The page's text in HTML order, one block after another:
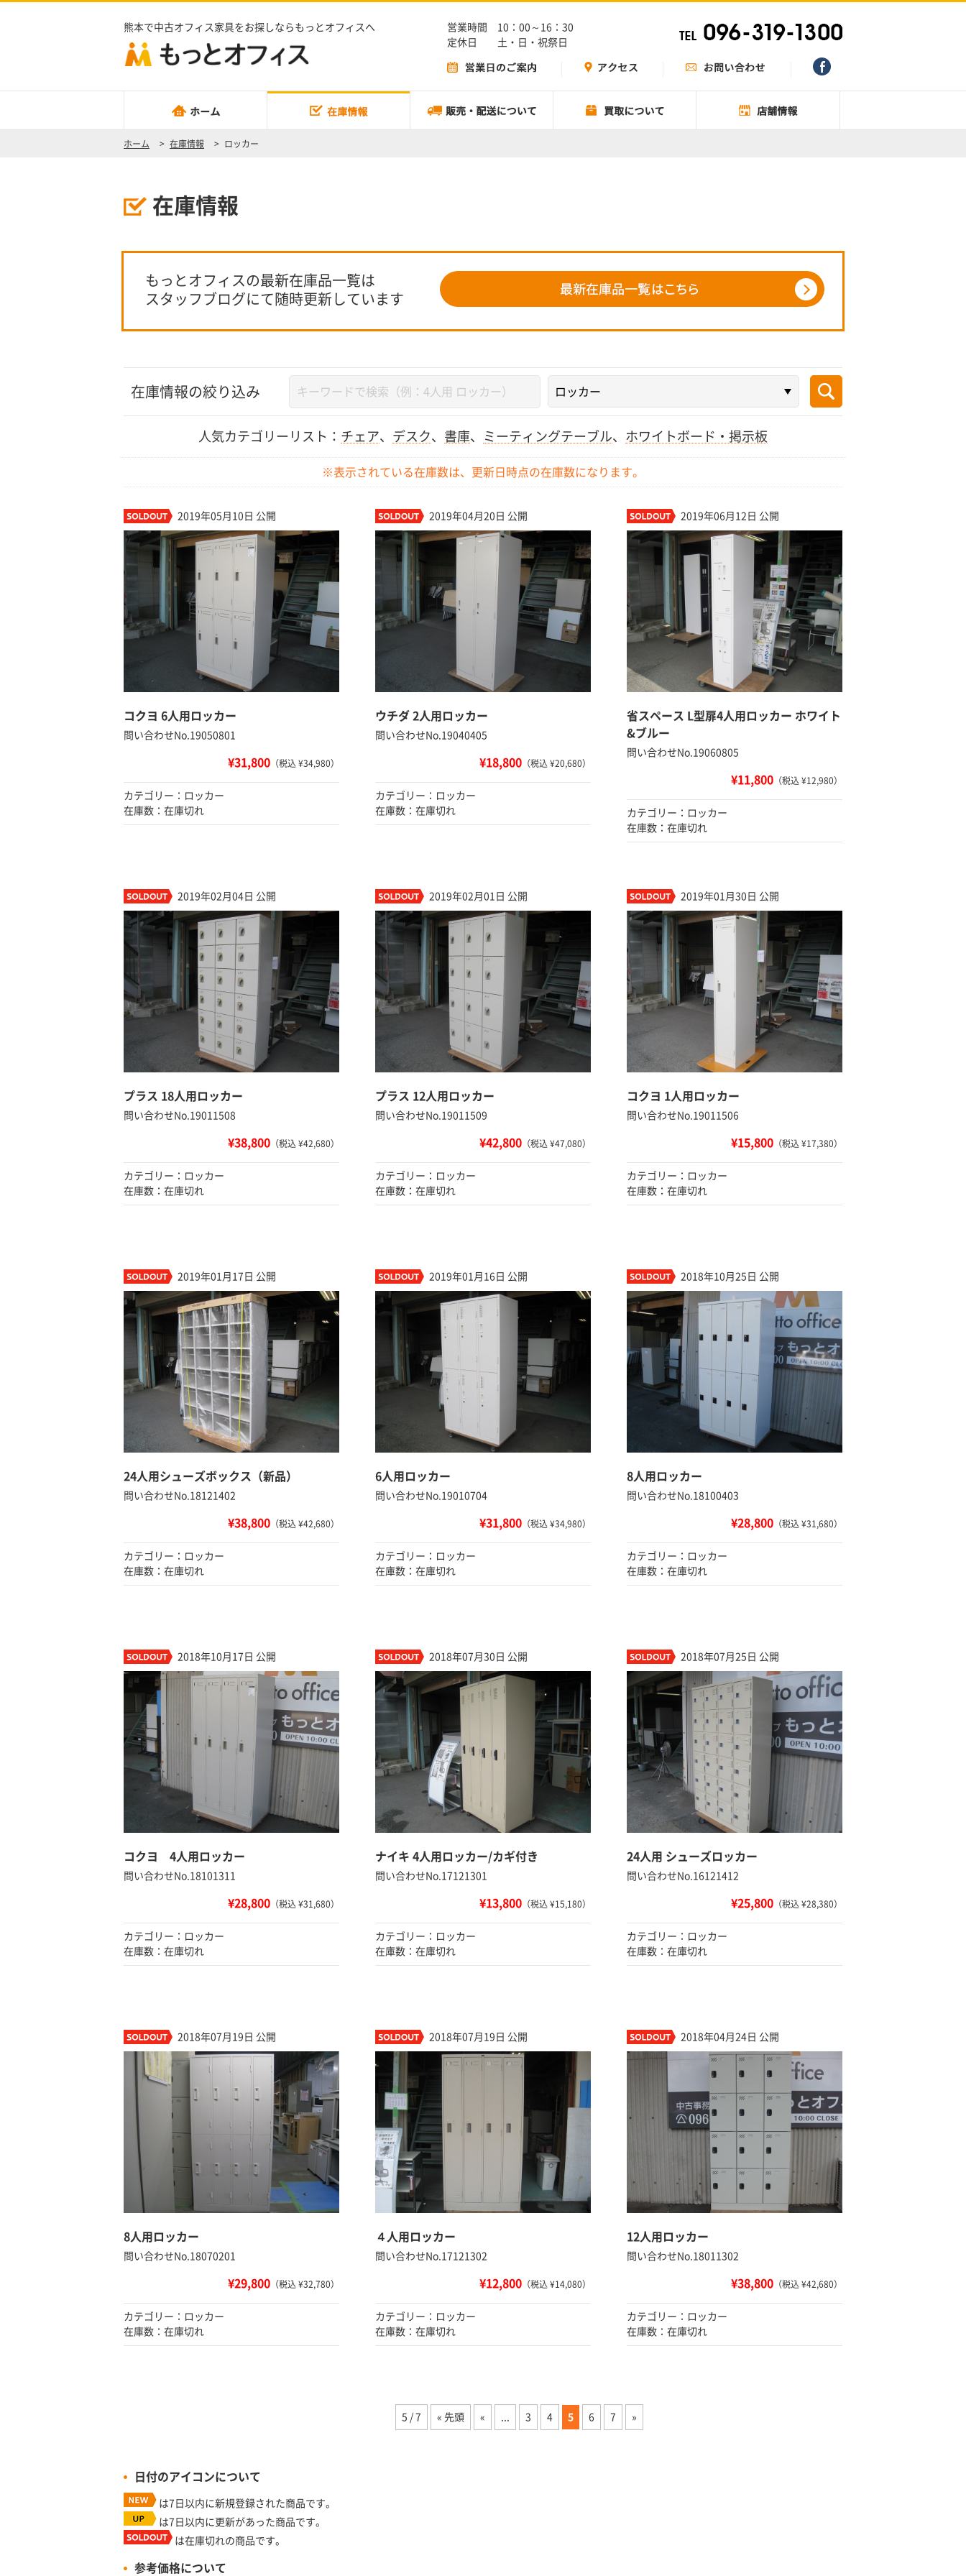
熊本で中古オフィス家具をお探しならもっとオフィスへ
営業時間 10：00～16：30
定休日 土・日・祝祭日
ホーム > 在庫情報 > ロッカー
在庫情報
もっとオフィスの最新在庫品一覧は
スタッフブログにて随時更新しています
在庫情報の絞り込み
人気カテゴリーリスト： チェア、 デスク、 書庫、 ミーティングテーブル、 ホワイトボード・掲示板
※表示されている在庫数は、更新日時点の在庫数になります。
2019年05月10日 公開
コクヨ 6人用ロッカー
問い合わせNo.19050801
¥31,800 （税込 ¥34,980）
カテゴリー：ロッカー
在庫数：在庫切れ
2019年04月20日 公開
ウチダ 2人用ロッカー
問い合わせNo.19040405
¥18,800 （税込 ¥20,680）
カテゴリー：ロッカー
在庫数：在庫切れ
2019年06月12日 公開
省スペース L型扉4人用ロッカー ホワイト
&ブルー
問い合わせNo.19060805
¥11,800 （税込 ¥12,980）
カテゴリー：ロッカー
在庫数：在庫切れ
2019年02月04日 公開
プラス 18人用ロッカー
問い合わせNo.19011508
¥38,800 （税込 ¥42,680）
カテゴリー：ロッカー
在庫数：在庫切れ
2019年02月01日 公開
プラス 12人用ロッカー
問い合わせNo.19011509
¥42,800 （税込 ¥47,080）
カテゴリー：ロッカー
在庫数：在庫切れ
2019年01月30日 公開
コクヨ 1人用ロッカー
問い合わせNo.19011506
¥15,800 （税込 ¥17,380）
カテゴリー：ロッカー
在庫数：在庫切れ
2019年01月17日 公開
24人用シューズボックス（新品）
問い合わせNo.18121402
¥38,800 （税込 ¥42,680）
カテゴリー：ロッカー
在庫数：在庫切れ
2019年01月16日 公開
6人用ロッカー
問い合わせNo.19010704
¥31,800 （税込 ¥34,980）
カテゴリー：ロッカー
在庫数：在庫切れ
2018年10月25日 公開
8人用ロッカー
問い合わせNo.18100403
¥28,800 （税込 ¥31,680）
カテゴリー：ロッカー
在庫数：在庫切れ
2018年10月17日 公開
コクヨ 4人用ロッカー
問い合わせNo.18101311
¥28,800 （税込 ¥31,680）
カテゴリー：ロッカー
在庫数：在庫切れ
2018年07月30日 公開
ナイキ 4人用ロッカー/カギ付き
問い合わせNo.17121301
¥13,800 （税込 ¥15,180）
カテゴリー：ロッカー
在庫数：在庫切れ
2018年07月25日 公開
24人用 シューズロッカー
問い合わせNo.16121412
¥25,800 （税込 ¥28,380）
カテゴリー：ロッカー
在庫数：在庫切れ
2018年07月19日 公開
8人用ロッカー
問い合わせNo.18070201
¥29,800 （税込 ¥32,780）
カテゴリー：ロッカー
在庫数：在庫切れ
2018年07月19日 公開
４人用ロッカー
問い合わせNo.17121302
¥12,800 （税込 ¥14,080）
カテゴリー：ロッカー
在庫数：在庫切れ
2018年04月24日 公開
12人用ロッカー
問い合わせNo.18011302
¥38,800 （税込 ¥42,680）
カテゴリー：ロッカー
在庫数：在庫切れ
5 / 7 « 先頭 « 3 4 5 6 7 »
日付のアイコンについて
は7日以内に新規登録された商品です。
は7日以内に更新があった商品です。
は在庫切れの商品です。
参考価格について